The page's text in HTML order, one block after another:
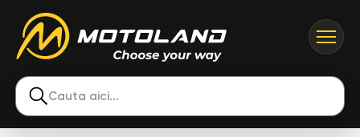
Cauta aici...